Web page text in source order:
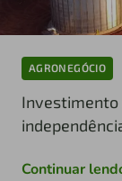
AGRONEGÓCIO
Investimento
Continuar